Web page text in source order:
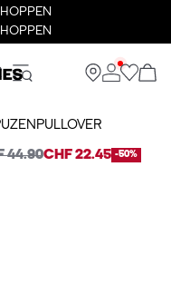
44.90CHF 22.45 -50%